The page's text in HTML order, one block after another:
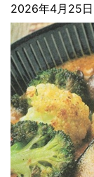
2026年4月25